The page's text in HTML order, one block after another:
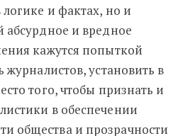
и фактах, но и
абсурдное и вредное
кажутся попыткой
журналистов, установить в
того, чтобы признать и
в обеспечении
общества и прозрачности